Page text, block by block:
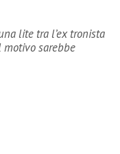
lite tra l’ex tronista
motivo sarebbe